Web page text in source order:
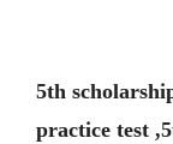
5th
practice test